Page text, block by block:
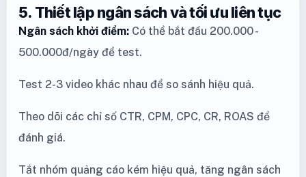
5. Thiết lập ngân sách và tối ưu liên tục
Ngân sách khởi điểm: Có thể bắt đầu 200.000 -
500.000đ/ngày để test.
Test 2-3 video khác nhau để so sánh hiệu quả.
Theo dõi các chỉ số CTR, CPM, CPC, CR, ROAS để
đánh giá.
Tắt nhóm quảng cáo kém hiệu quả, tăng ngân sách